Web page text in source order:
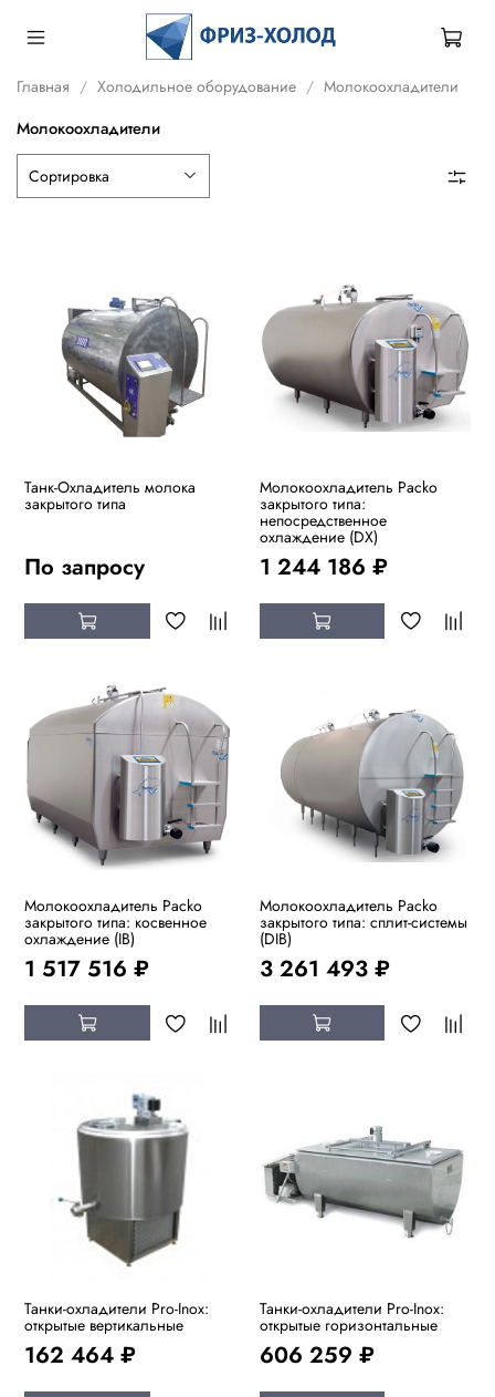
Главная Холодильное оборудование Молокоохладители
Молокоохладители
Танк-Охладитель молока
закрытого типа
По запросу
Молокоохладитель Packo
закрытого типа:
непосредственное
охлаждение (DX)
1 244 186 ₽
Молокоохладитель Packo
закрытого типа: косвенное
охлаждение (IB)
1 517 516 ₽
Молокоохладитель Packo
закрытого типа: сплит-системы
(DIB)
3 261 493 ₽
Танки-охладители Pro-Inox:
открытые вертикальные
162 464 ₽
Танки-охладители Pro-Inox:
открытые горизонтальные
606 259 ₽